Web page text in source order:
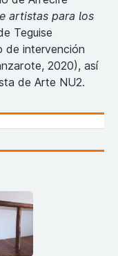
artistas para los
Teguise
de intervención
2020), así
de Arte NU2.